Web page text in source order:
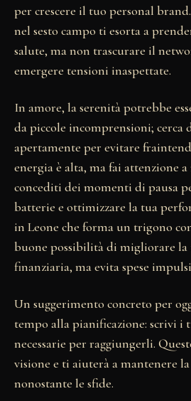
per crescere il tuo personal
nel sesto campo ti esorta a
salute, ma non trascurare il
emergere tensioni inaspettate.
In amore, la serenità potrebbe
da piccole incomprensioni; cerca
apertamente per evitare
energia è alta, ma fai attenzione
concediti dei momenti di pausa
batterie e ottimizzare la tua
in Leone che forma un trigono
buone possibilità di migliorare la
finanziaria, ma evita spese
Un suggerimento concreto per
tempo alla pianificazione: scrivi i
necessarie per raggiungerli.
visione e ti aiuterà a mantenere
nonostante le sfide.